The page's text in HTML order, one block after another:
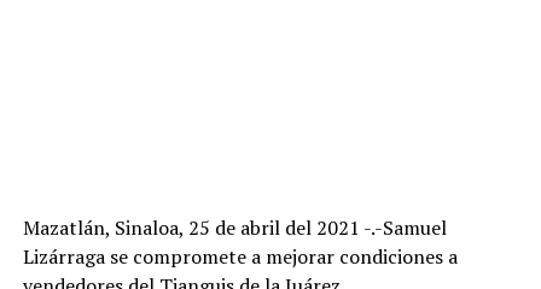
Mazatlán, Sinaloa, 25 de abril del 2021 -.-Samuel
Lizárraga se compromete a mejorar condiciones a